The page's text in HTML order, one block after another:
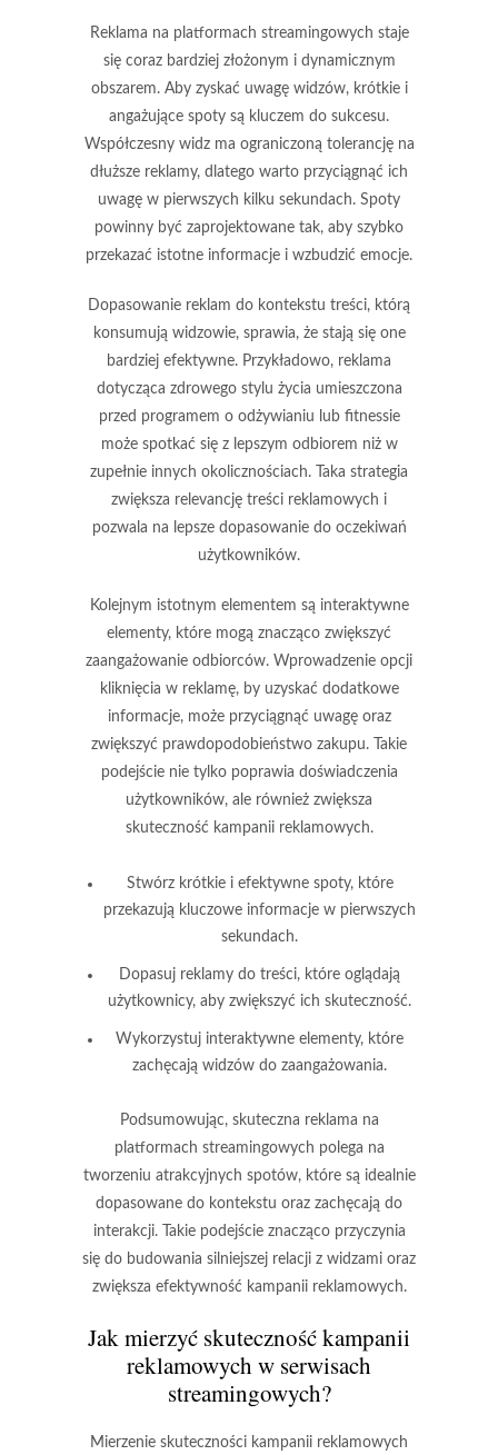
Reklama na platformach streamingowych staje
się coraz bardziej złożonym i dynamicznym
obszarem. Aby zyskać uwagę widzów, krótkie i
angażujące spoty są kluczem do sukcesu.
Współczesny widz ma ograniczoną tolerancję na
dłuższe reklamy, dlatego warto przyciągnąć ich
uwagę w pierwszych kilku sekundach. Spoty
powinny być zaprojektowane tak, aby szybko
przekazać istotne informacje i wzbudzić emocje.
Dopasowanie reklam do kontekstu treści, którą
konsumują widzowie, sprawia, że stają się one
bardziej efektywne. Przykładowo, reklama
dotycząca zdrowego stylu życia umieszczona
przed programem o odżywianiu lub fitnessie
może spotkać się z lepszym odbiorem niż w
zupełnie innych okolicznościach. Taka strategia
zwiększa relevancję treści reklamowych i
pozwala na lepsze dopasowanie do oczekiwań
użytkowników.
Kolejnym istotnym elementem są interaktywne
elementy, które mogą znacząco zwiększyć
zaangażowanie odbiorców. Wprowadzenie opcji
kliknięcia w reklamę, by uzyskać dodatkowe
informacje, może przyciągnąć uwagę oraz
zwiększyć prawdopodobieństwo zakupu. Takie
podejście nie tylko poprawia doświadczenia
użytkowników, ale również zwiększa
skuteczność kampanii reklamowych.
Stwórz krótkie i efektywne spoty, które
przekazują kluczowe informacje w pierwszych
sekundach.
Dopasuj reklamy do treści, które oglądają
użytkownicy, aby zwiększyć ich skuteczność.
Wykorzystuj interaktywne elementy, które
zachęcają widzów do zaangażowania.
Podsumowując, skuteczna reklama na
platformach streamingowych polega na
tworzeniu atrakcyjnych spotów, które są idealnie
dopasowane do kontekstu oraz zachęcają do
interakcji. Takie podejście znacząco przyczynia
się do budowania silniejszej relacji z widzami oraz
zwiększa efektywność kampanii reklamowych.
Jak mierzyć skuteczność kampanii
reklamowych w serwisach
streamingowych?
Mierzenie skuteczności kampanii reklamowych